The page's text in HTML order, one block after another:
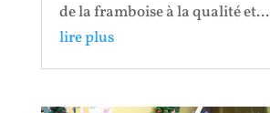
de la framboise à la qualité et...
lire plus